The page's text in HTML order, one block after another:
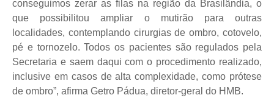
conseguimos zerar as filas na região da Brasilândia, o
que possibilitou ampliar o mutirão para outras
localidades, contemplando cirurgias de ombro, cotovelo,
pé e tornozelo. Todos os pacientes são regulados pela
Secretaria e saem daqui com o procedimento realizado,
inclusive em casos de alta complexidade, como prótese
de ombro”, afirma Getro Pádua, diretor-geral do HMB.